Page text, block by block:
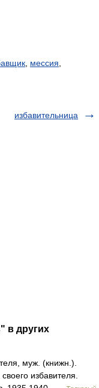
мессия
избавительница
в других
муж. (книжн.).
избавителя.